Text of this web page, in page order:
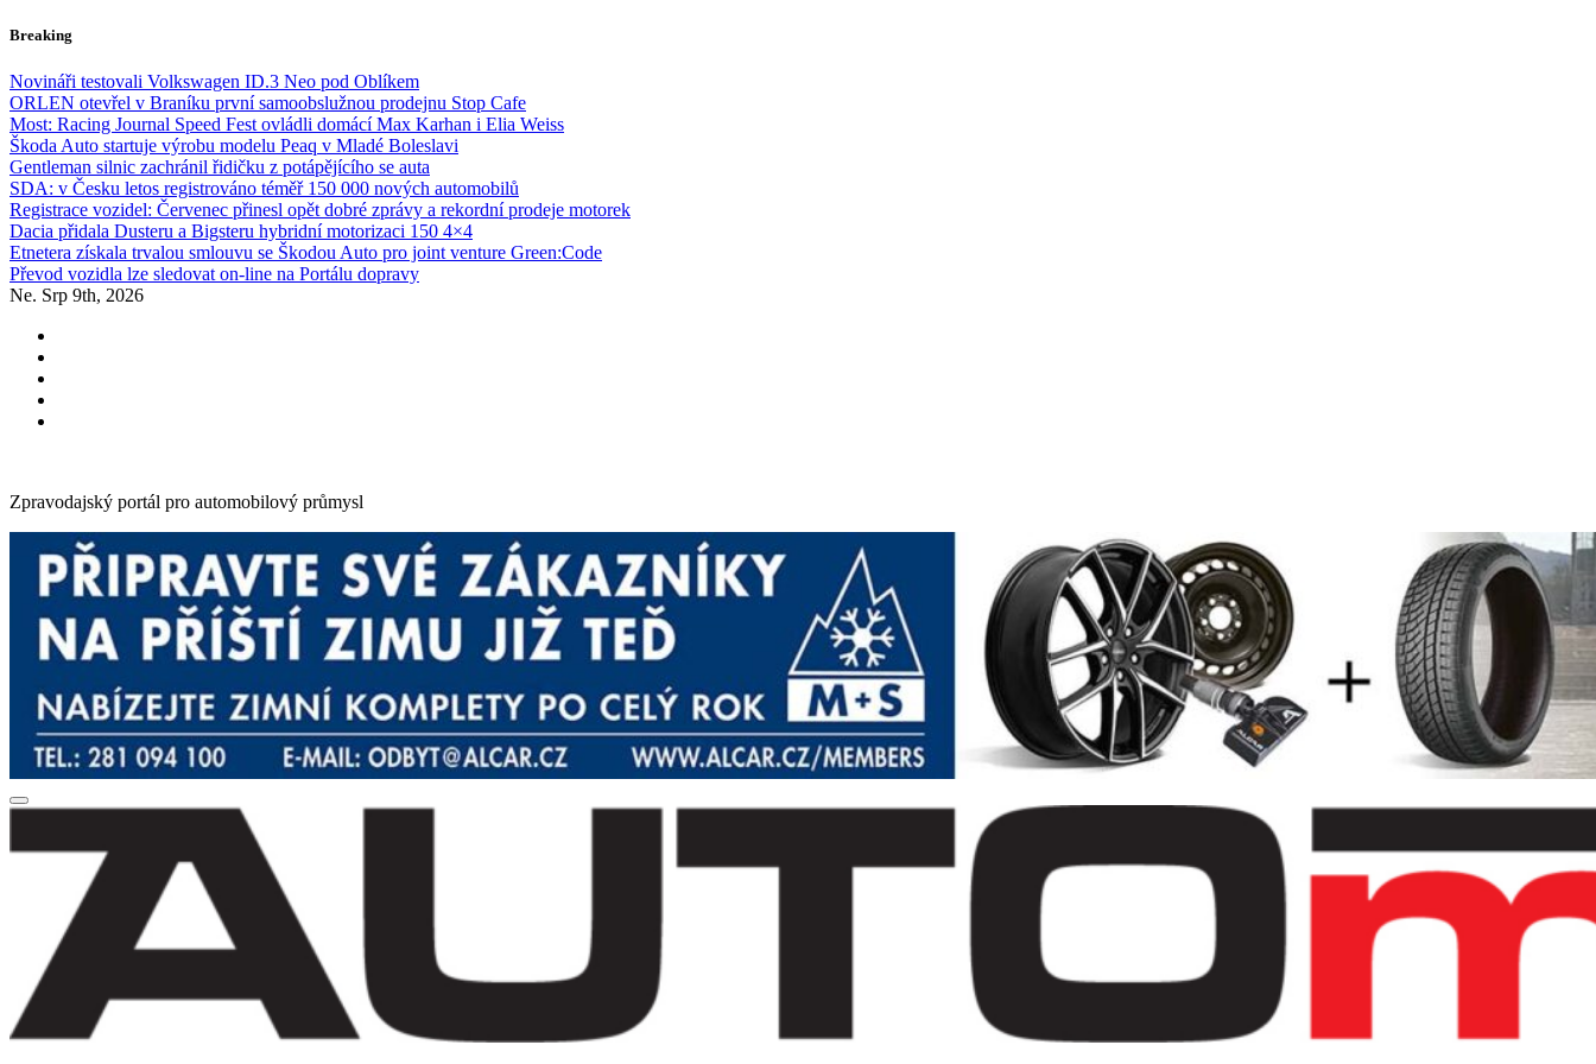
Skip
content
Breaking
Novináři testovali Volkswagen ID.3 Neo pod Oblíkem
ORLEN otevřel v Braníku první samoobslužnou prodejnu Stop Cafe
Most: Racing Journal Speed Fest ovládli domácí Max Karhan i Elia Weiss
Škoda Auto startuje výrobu modelu Peaq v Mladé Boleslavi
Gentleman silnic zachránil řidičku z potápějícího se auta
SDA: v Česku letos registrováno téměř 150 000 nových automobilů
Registrace vozidel: Červenec přinesl opět dobré zprávy a rekordní prodeje motorek
Dacia přidala Dusteru a Bigsteru hybridní motorizaci 150 4×4
Etnetera získala trvalou smlouvu se Škodou Auto pro joint venture Green:Code
Převod vozidla lze sledovat on-line na Portálu dopravy
Ne. Srp 9th, 2026
Zpravodajský portál pro automobilový průmysl